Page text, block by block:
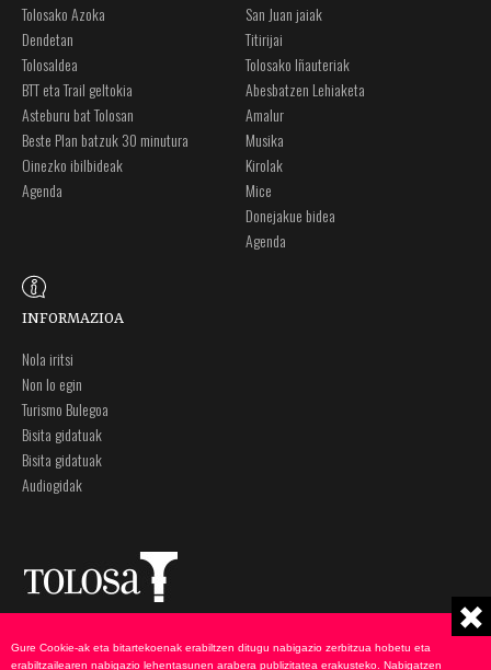
Tolosako Azoka
Dendetan
Tolosaldea
BTT eta Trail geltokia
Asteburu bat Tolosan
Beste Plan batzuk 30 minutura
Oinezko ibilbideak
Agenda
San Juan jaiak
Titirijai
Tolosako Iñauteriak
Abesbatzen Lehiaketa
Amalur
Musika
Kirolak
Mice
Donejakue bidea
Agenda
INFORMAZIOA
Nola iritsi
Non lo egin
Turismo Bulegoa
Bisita gidatuak
Bisita gidatuak
Audiogidak
20400 Tolosa, Gipuzkoa
Pribatutasun politika
Gure Cookie-ak eta bitartekoenak erabiltzen ditugu nabigazio zerbitzua hobetu eta
erabiltzailearen nabigazio lehentasunen arabera publizitatea erakusteko. Nabigatzen